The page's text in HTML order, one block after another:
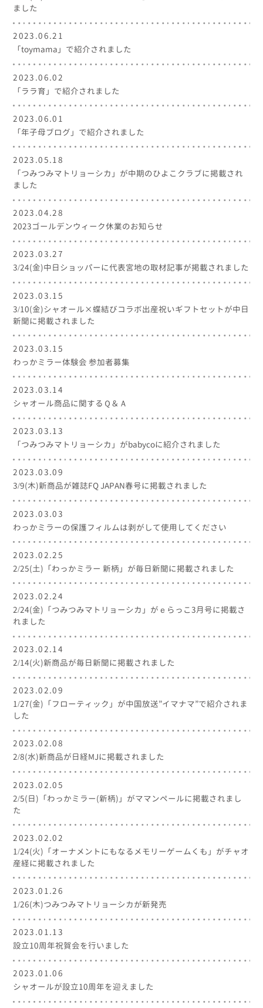
ました
2023.06.21
「toymama」で紹介されました
2023.06.02
「ララ育」で紹介されました
2023.06.01
「年子母ブログ」で紹介されました
2023.05.18
「つみつみマトリョーシカ」が中期のひよこクラブに掲載され
ました
2023.04.28
2023ゴールデンウィーク休業のお知らせ
2023.03.27
3/24(金)中日ショッパーに代表宮地の取材記事が掲載されました
2023.03.15
3/10(金)シャオール×蝶結びコラボ出産祝いギフトセットが中日
新聞に掲載されました
2023.03.15
わっかミラー体験会 参加者募集
2023.03.14
シャオール商品に関するＱ＆Ａ
2023.03.13
「つみつみマトリョーシカ」がbabycoに紹介されました
2023.03.09
3/9(木)新商品が雑誌FQ JAPAN春号に掲載されました
2023.03.03
わっかミラーの保護フィルムは剥がして使用してください
2023.02.25
2/25(土)「わっかミラー 新柄」が毎日新聞に掲載されました
2023.02.24
2/24(金)「つみつみマトリョーシカ」がｅらっこ3月号に掲載さ
れました
2023.02.14
2/14(火)新商品が毎日新聞に掲載されました
2023.02.09
1/27(金)「フローティック」が中国放送”イマナマ”で紹介されま
した
2023.02.08
2/8(水)新商品が日経MJに掲載されました
2023.02.05
2/5(日)「わっかミラー(新柄)」がママンペールに掲載されまし
た
2023.02.02
1/24(火)「オーナメントにもなるメモリーゲームくも」がチャオ
産経に掲載されました
2023.01.26
1/26(木)つみつみマトリョーシカが新発売
2023.01.13
設立10周年祝賀会を行いました
2023.01.06
シャオールが設立10周年を迎えました